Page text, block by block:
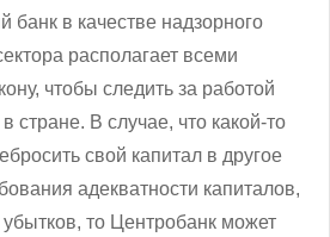
банк в качестве надзорного
располагает всеми
чтобы следить за работой
стране. В случае, что какой-то
свой капитал в другое
адекватности капиталов,
то Центробанк может